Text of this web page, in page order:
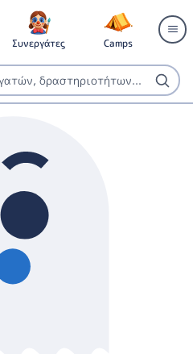
Συνεργάτες Camps